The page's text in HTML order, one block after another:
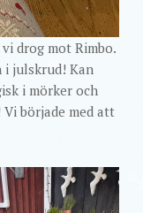
drog mot Rimbo.
i julskrud! Kan
i mörker och
började med att